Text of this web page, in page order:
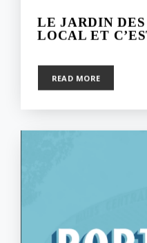
LE JARDIN DES
LOCAL ET
READ MORE